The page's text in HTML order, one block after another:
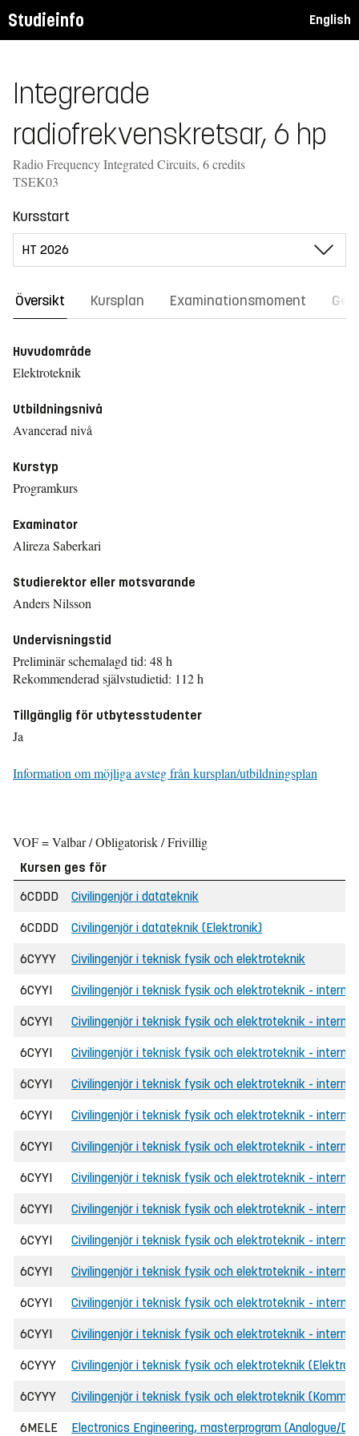
Studieinfo English
Integrerade
radiofrekvenskretsar, 6 hp
Radio Frequency Integrated Circuits, 6 credits
TSEK03
Kursstart
Översikt Kursplan Examinationsmoment
Huvudområde
Elektroteknik
Utbildningsnivå
Avancerad nivå
Kurstyp
Programkurs
Examinator
Alireza Saberkari
Studierektor eller motsvarande
Anders Nilsson
Undervisningstid
Preliminär schemalagd tid: 48 h
Rekommenderad självstudietid: 112 h
Tillgänglig för utbytesstudenter
Ja
Information om möjliga avsteg från kursplan/utbildningsplan
VOF = Valbar / Obligatorisk / Frivillig
Kursen ges för
6CDDD
Civilingenjör i datateknik
6CDDD Civilingenjör i datateknik (Elektronik)
6CYYY Civilingenjör i teknisk fysik och elektroteknik
6CYYI Civilingenjör i teknisk fysik och elektroteknik -
6CYYI Civilingenjör i teknisk fysik och elektroteknik -
6CYYI Civilingenjör i teknisk fysik och elektroteknik -
6CYYI Civilingenjör i teknisk fysik och elektroteknik -
6CYYI Civilingenjör i teknisk fysik och elektroteknik -
6CYYI Civilingenjör i teknisk fysik och elektroteknik -
6CYYI Civilingenjör i teknisk fysik och elektroteknik -
6CYYI Civilingenjör i teknisk fysik och elektroteknik -
6CYYI Civilingenjör i teknisk fysik och elektroteknik -
6CYYI Civilingenjör i teknisk fysik och elektroteknik -
6CYYI Civilingenjör i teknisk fysik och elektroteknik -
6CYYI Civilingenjör i teknisk fysik och elektroteknik -
6CYYY Civilingenjör i teknisk fysik och elektroteknik
6CYYY Civilingenjör i teknisk fysik och elektroteknik
6MELE Electronics Engineering, masterprogram (Analogue/